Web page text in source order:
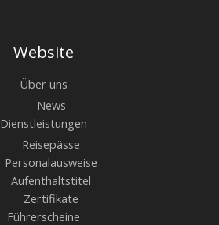
Website
Über uns
News
Dienstleistungen
Reisepässe
Personalausweise
Aufenthaltstitel
Zertifikate
Führerscheine